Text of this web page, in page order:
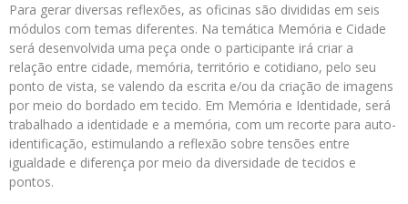
Para gerar diversas reflexões, as oficinas são divididas em seis
módulos com temas diferentes. Na temática Memória e Cidade
será desenvolvida uma peça onde o participante irá criar a
relação entre cidade, memória, território e cotidiano, pelo seu
ponto de vista, se valendo da escrita e/ou da criação de imagens
por meio do bordado em tecido. Em Memória e Identidade, será
trabalhado a identidade e a memória, com um recorte para auto-
identificação, estimulando a reflexão sobre tensões entre
igualdade e diferença por meio da diversidade de tecidos e
pontos.